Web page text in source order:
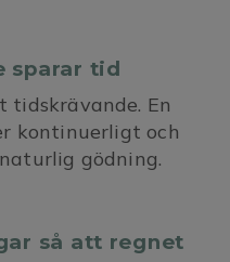
sparar tid
tidskrävande. En
kontinuerligt och
gödning.
så att regnet